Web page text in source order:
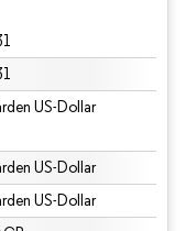
US-Dollar
US-Dollar
US-Dollar